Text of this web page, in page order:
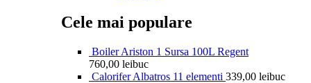
Cele mai populare
Boiler Ariston 1 Sursa 100L Regent
760,00 leibuc
Calorifer Albatros 11 elementi 339,00 leibuc